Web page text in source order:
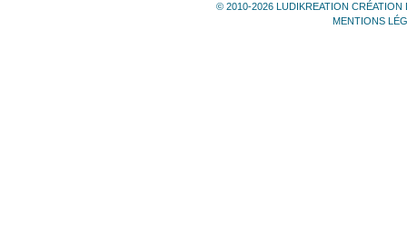
© 2010-2026 LUDIKREATION CRÉATION
MENTIONS